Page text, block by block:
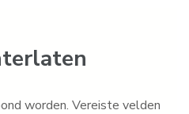
worden. Vereiste velden